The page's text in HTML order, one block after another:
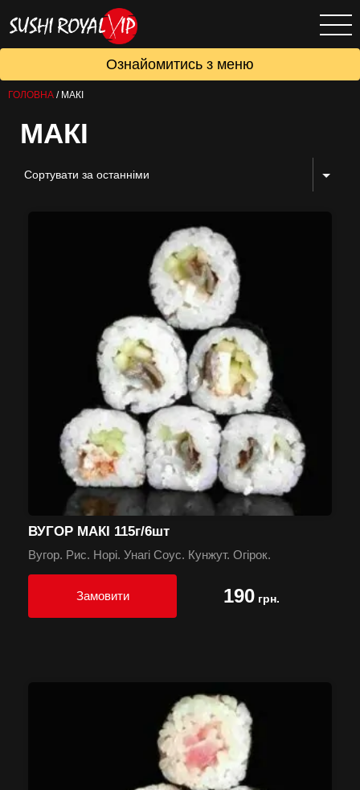
Ознайомитись з меню
ГОЛОВНА / МАКІ
МАКІ
Сортувати за останніми
ВУГОР МАКІ 115г/6шт
Вугор. Рис. Норі. Унагі Соус. Кунжут. Огірок.
Замовити 190грн.